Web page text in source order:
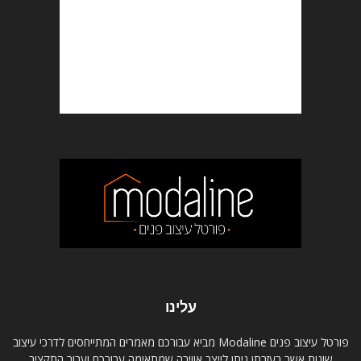
עלינו
פורטל עיצוב פנים Modaline מביא עבורכם מאמרים המתייחסים לדרכי עיצוב